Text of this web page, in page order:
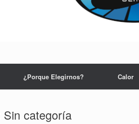
¿Porque Elegirnos? Calor
Sin categoría